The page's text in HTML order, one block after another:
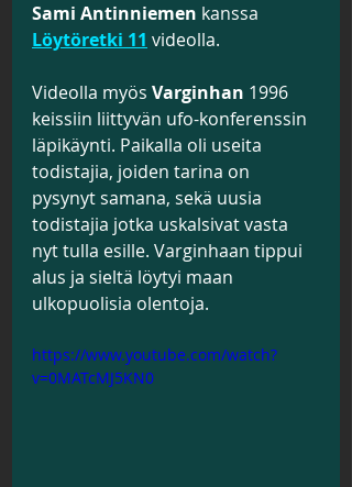
Sami Antinniemen kanssa
Löytöretki 11 videolla.
Videolla myös Varginhan 1996
keissiin liittyvän ufo-konferenssin
läpikäynti. Paikalla oli useita
todistajia, joiden tarina on
pysynyt samana, sekä uusia
todistajia jotka uskalsivat vasta
nyt tulla esille. Varginhaan tippui
alus ja sieltä löytyi maan
ulkopuolisia olentoja.
https://www.youtube.com/watch?
v=0MATcMJ5KN0